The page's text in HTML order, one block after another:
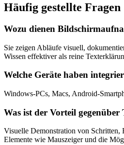
Häufig gestellte Fragen
Wozu dienen
Sie zeigen Abläufe visuell,
Wissen effektiver als reine
Welche Geräte haben
Windows-PCs, Macs, Android-
Was ist der Vorteil gegenüber
Visuelle Demonstration von Schritten,
Elemente wie Mauszeiger und die